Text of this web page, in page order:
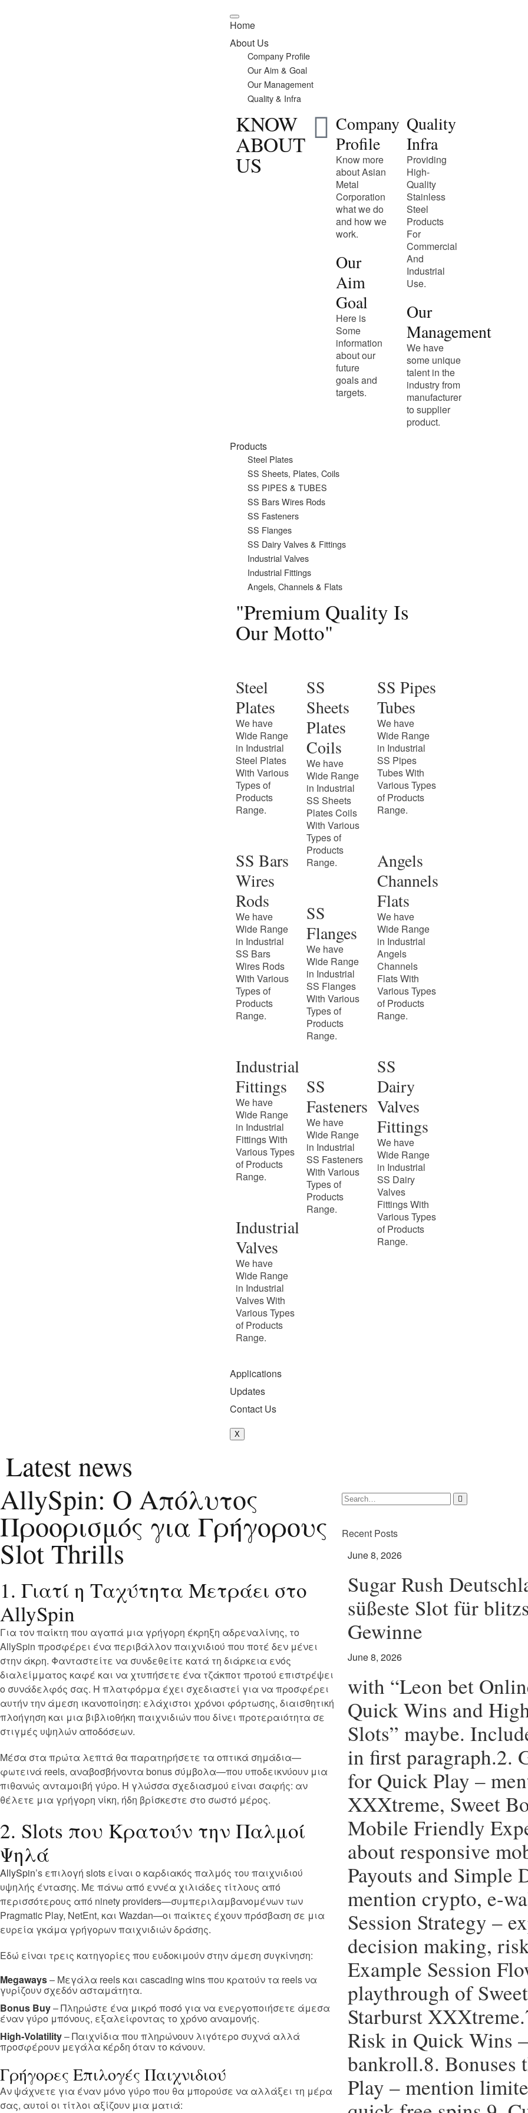
Home
About Us
Company Profile
Our Aim & Goal
Our Management
Quality & Infra
KNOW
ABOUT
US
Company
Profile
Know more
about Asian
Metal
Corporation
what we do
and how we
work.
Our
Aim
Goal
Here is
Some
information
about our
future
goals and
targets.
Quality
Infra
Providing
High-
Quality
Stainless
Steel
Products
For
Commercial
And
Industrial
Use.
Our
Management
We have
some unique
talent in the
industry from
manufacturer
to supplier
product.
Products
Steel Plates
SS Sheets, Plates, Coils
SS PIPES & TUBES
SS Bars Wires Rods
SS Fasteners
SS Flanges
SS Dairy Valves & Fittings
Industrial Valves
Industrial Fittings
Angels, Channels & Flats
"Premium Quality Is
Our Motto"
Steel
Plates
We have
Wide Range
in Industrial
Steel Plates
With Various
Types of
Products
Range.
SS Bars
Wires
Rods
We have
Wide Range
in Industrial
SS Bars
Wires Rods
With Various
Types of
Products
Range.
Industrial
Fittings
We have
Wide Range
in Industrial
Fittings With
Various Types
of Products
Range.
Industrial
Valves
We have
Wide Range
in Industrial
Valves With
Various Types
of Products
Range.
SS
Sheets
Plates
Coils
We have
Wide Range
in Industrial
SS Sheets
Plates Coils
With Various
Types of
Products
Range.
SS
Flanges
We have
Wide Range
in Industrial
SS Flanges
With Various
Types of
Products
Range.
SS
Fasteners
We have
Wide Range
in Industrial
SS Fasteners
With Various
Types of
Products
Range.
SS Pipes
Tubes
We have
Wide Range
in Industrial
SS Pipes
Tubes With
Various Types
of Products
Range.
Angels
Channels
Flats
We have
Wide Range
in Industrial
Angels
Channels
Flats With
Various Types
of Products
Range.
SS
Dairy
Valves
Fittings
We have
Wide Range
in Industrial
SS Dairy
Valves
Fittings With
Various Types
of Products
Range.
Applications
Updates
Contact Us
X
Latest news
AllySpin: Ο Απόλυτος
Προορισμός για Γρήγορους
Slot Thrills
1. Γιατί η Ταχύτητα Μετράει στο
AllySpin
Για τον παίκτη που αγαπά μια γρήγορη έκρηξη αδρεναλίνης, το
AllySpin προσφέρει ένα περιβάλλον παιχνιδιού που ποτέ δεν μένει
στην άκρη. Φανταστείτε να συνδεθείτε κατά τη διάρκεια ενός
διαλείμματος καφέ και να χτυπήσετε ένα τζάκποτ προτού επιστρέψει
ο συνάδελφός σας. Η πλατφόρμα έχει σχεδιαστεί για να προσφέρει
αυτήν την άμεση ικανοποίηση: ελάχιστοι χρόνοι φόρτωσης, διαισθητική
πλοήγηση και μια βιβλιοθήκη παιχνιδιών που δίνει προτεραιότητα σε
στιγμές υψηλών αποδόσεων.
Μέσα στα πρώτα λεπτά θα παρατηρήσετε τα οπτικά σημάδια—
φωτεινά reels, αναβοσβήνοντα bonus σύμβολα—που υποδεικνύουν μια
πιθανώς ανταμοιβή γύρο. Η γλώσσα σχεδιασμού είναι σαφής: αν
θέλετε μια γρήγορη νίκη, ήδη βρίσκεστε στο σωστό μέρος.
2. Slots που Κρατούν την Παλμοί
Ψηλά
AllySpin’s επιλογή slots είναι ο καρδιακός παλμός του παιχνιδιού
υψηλής έντασης. Με πάνω από εννέα χιλιάδες τίτλους από
περισσότερους από ninety providers—συμπεριλαμβανομένων των
Pragmatic Play, NetEnt, και Wazdan—οι παίκτες έχουν πρόσβαση σε μια
ευρεία γκάμα γρήγορων παιχνιδιών δράσης.
Εδώ είναι τρεις κατηγορίες που ευδοκιμούν στην άμεση συγκίνηση:
Megaways– Μεγάλα reels και cascading wins που κρατούν τα reels να
γυρίζουν σχεδόν ασταμάτητα.
Bonus Buy– Πληρώστε ένα μικρό ποσό για να ενεργοποιήσετε άμεσα
έναν γύρο μπόνους, εξαλείφοντας το χρόνο αναμονής.
High‑Volatility– Παιχνίδια που πληρώνουν λιγότερο συχνά αλλά
προσφέρουν μεγάλα κέρδη όταν το κάνουν.
Γρήγορες Επιλογές Παιχνιδιού
Αν ψάχνετε για έναν μόνο γύρο που θα μπορούσε να αλλάξει τη μέρα
σας, αυτοί οι τίτλοι αξίζουν μια ματιά:
Recent Posts
June 8, 2026
Sugar Rush
süßeste Slot für
Gewinne
June 8, 2026
with “Leon bet
Quick Wins and
Slots” maybe.
in first paragraph.2.
for Quick Play –
XXXtreme, Sweet
Mobile Friendly
about responsive
Payouts and Simple
mention crypto, e-
Session Strategy –
decision making,
Example Session
playthrough of
Starburst
Risk in Quick Wins
bankroll.8. Bonuses
Play – mention